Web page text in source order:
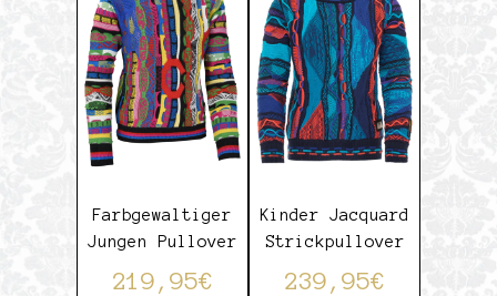
Farbgewaltiger
Jungen Pullover
219,95€
Kinder Jacquard
Strickpullover
239,95€